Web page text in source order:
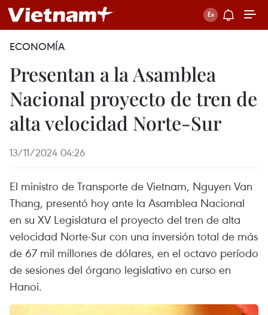
ECONOMÍA
Presentan a la Asamblea
Nacional proyecto de tren de
alta velocidad Norte-Sur
13/11/2024 04:26
El ministro de Transporte de Vietnam, Nguyen Van
Thang, presentó hoy ante la Asamblea Nacional
en su XV Legislatura el proyecto del tren de alta
velocidad Norte-Sur con una inversión total de más
de 67 mil millones de dólares, en el octavo período
de sesiones del órgano legislativo en curso en
Hanoi.